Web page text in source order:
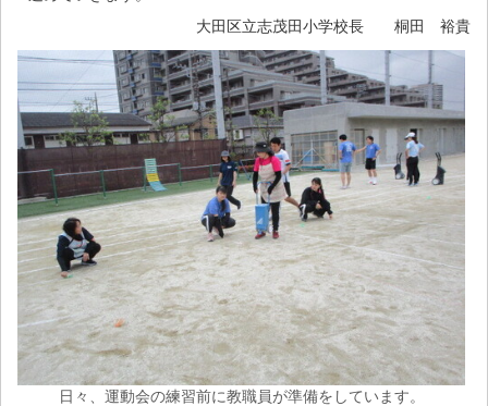
大田区立志茂田小学校長 桐田 裕貴
日々、運動会の練習前に教職員が準備をしています。